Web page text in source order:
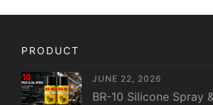
PRODUCT
JUNE 22, 2026
BR-10 Silicone Spray